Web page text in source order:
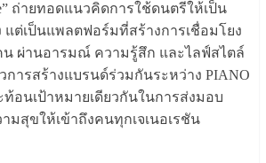
ถ่ายทอดแนวคิดการใช้ดนตรีให้เป็น
แต่เป็นแพลตฟอร์มที่สร้างการเชื่อมโยง
น ผ่านอารมณ์ ความรู้สึก และไลฟ์สไตล์
การสร้างแบรนด์ร่วมกันระหว่าง PIANO
ท้อนเป้าหมายเดียวกันในการส่งมอบ
มสุขให้เข้าถึงคนทุกเจเนอเรชัน